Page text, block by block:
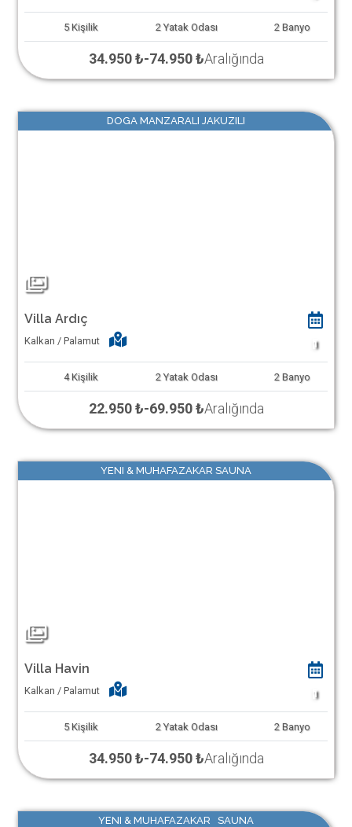
5 Kişilik 2 Yatak Odası 2 Banyo
34.950 ₺-74.950 ₺Aralığında
DOGA MANZARALI JAKUZILI
Villa Ardıç
Kalkan / Palamut 1
4 Kişilik 2 Yatak Odası 2 Banyo
22.950 ₺-69.950 ₺Aralığında
YENI & MUHAFAZAKAR SAUNA
Villa Havin
Kalkan / Palamut 1
5 Kişilik 2 Yatak Odası 2 Banyo
34.950 ₺-74.950 ₺Aralığında
YENI & MUHAFAZAKAR SAUNA